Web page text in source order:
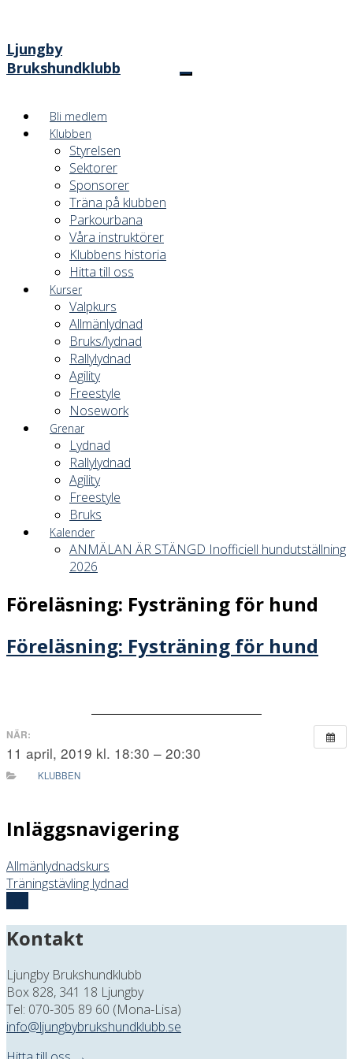
Ljungby
Brukshundklubb
Bli medlem
Klubben
Styrelsen
Sektorer
Sponsorer
Träna på klubben
Parkourbana
Våra instruktörer
Klubbens historia
Hitta till oss
Kurser
Valpkurs
Allmänlydnad
Bruks/lydnad
Rallylydnad
Agility
Freestyle
Nosework
Grenar
Lydnad
Rallylydnad
Agility
Freestyle
Bruks
Kalender
ANMÄLAN ÄR STÄNGD Inofficiell hundutställning
2026
Föreläsning: Fysträning för hund
Föreläsning: Fysträning för hund
NÄR:
11 april, 2019 kl. 18:30 – 20:30
KLUBBEN
Inläggsnavigering
Allmänlydnadskurs
Träningstävling lydnad
Kontakt
Ljungby Brukshundklubb
Box 828, 341 18 Ljungby
Tel: 070-305 89 60 (Mona-Lisa)
info@ljungbybrukshundklubb.se